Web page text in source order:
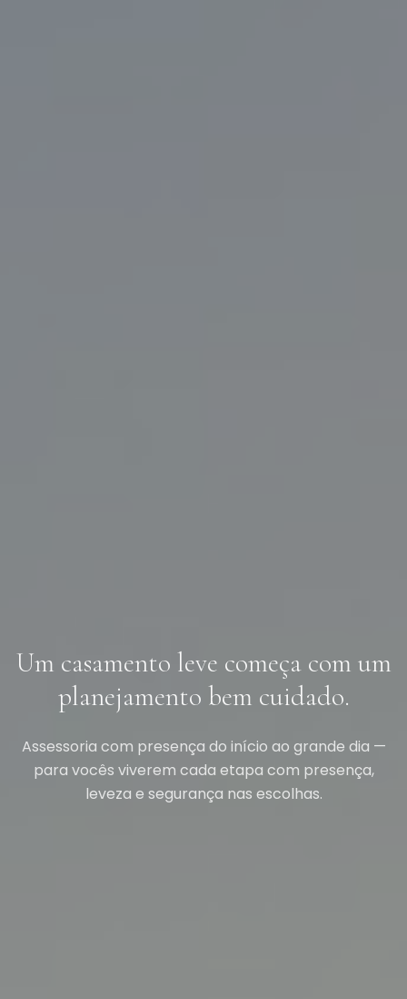
Um casamento leve começa com um
planejamento bem cuidado.
Assessoria com presença do início ao grande dia —
para vocês viverem cada etapa com presença,
leveza e segurança nas escolhas.